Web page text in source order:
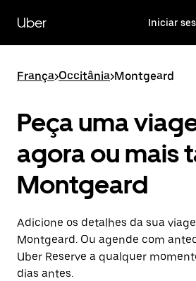
para
conteúdo
Uber Iniciar
França>Occitânia>Montgeard
Peça uma
agora ou mais
Montgeard
Adicione os detalhes da sua
Montgeard. Ou agende com
Uber Reserve a qualquer
dias antes.